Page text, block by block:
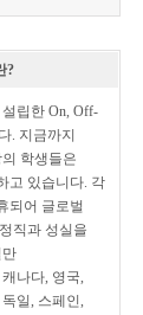
?
립한 On, Off-
. 지금까지
학생들은
고 있습니다. 각
되어 글로벌
직과 성실을
나다, 영국,
일, 스페인,